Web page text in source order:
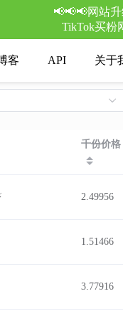
📢📢📢网站
TikTok买粉
客 API 关于
千份价格
2.49956
1.51466
3.77916